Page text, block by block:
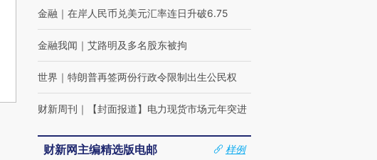
金融 ｜ 在岸人民币兑美元汇率连日升破6.75
金融我闻 ｜ 艾路明及多名股东被拘
世界 ｜ 特朗普再签两份行政令限制出生公民权
财新周刊 ｜ 【封面报道】电力现货市场元年突进
财新网主编精选版电邮
样例